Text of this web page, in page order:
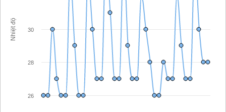
Nhiệt độ
26
28
30